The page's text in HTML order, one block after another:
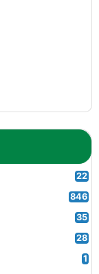
22
846
35
28
1